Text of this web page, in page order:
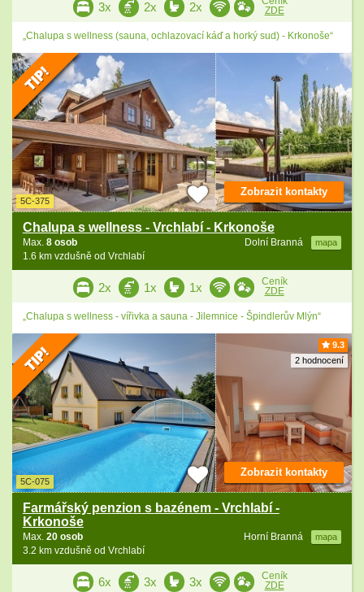
3x 2x 2x
ZDE
„Chalupa s wellness (sauna, ochlazovací káď a horký sud) - Krkonoše“
5C-375
Chalupa s wellness - Vrchlabí - Krkonoše
Dolní Branná mapa
Max. 8 osob
1.6 km vzdušně od Vrchlabí
Zobrazit kontakty
2x 1x 1x
Ceník
ZDE
„Chalupa s wellness - vířivka a sauna - Jilemnice - Špindlerův Mlýn“
9.3
2 hodnocení
5C-075
Farmářský penzion s bazénem - Vrchlabí -
Krkonoše
Horní Branná mapa
Max. 20 osob
3.2 km vzdušně od Vrchlabí
Zobrazit kontakty
6x 3x 3x
Ceník
ZDE